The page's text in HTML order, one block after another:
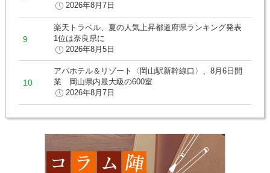
2026年8月7日
楽天トラベル、夏の人気上昇都道府県ランキング発表
1位は奈良県に
2026年8月5日
アパホテル＆リゾート〈岡山駅新幹線口〉、8月6日開
業 岡山県内最大級の600室
2026年8月7日